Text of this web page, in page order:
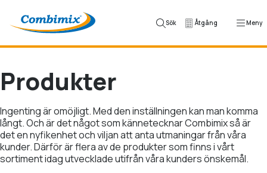
Sök Åtgång Meny
Produkter
Ingenting är omöjligt. Med den inställningen kan man komma
långt. Och är det något som kännetecknar Combimix så är
det en nyfikenhet och viljan att anta utmaningar från våra
kunder. Därför är flera av de produkter som finns i vårt
sortiment idag utvecklade utifrån våra kunders önskemål.